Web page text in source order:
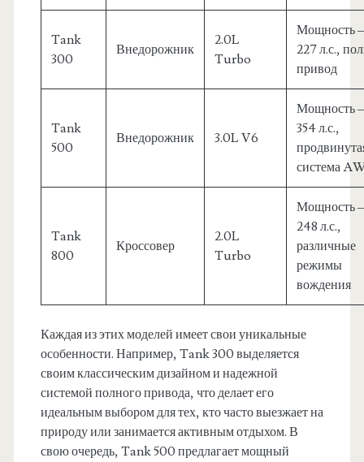
Tank
300
Внедорожник
2.0L
Turbo
Мощность
227 л.с.,
привод
Tank
500
Внедорожник 3.0L V6
Мощность
354 л.с.,
система
Tank
800
Кроссовер
2.0L
Turbo
Мощность
248 л.с.,
различные
режимы
вождения
Каждая из этих моделей имеет свои уникальные
особенности. Например, Tank 300 выделяется
своим классическим дизайном и надежной
системой полного привода, что делает его
идеальным выбором для тех, кто часто выезжает на
природу или занимается активным отдыхом. В
свою очередь, Tank 500 предлагает мощный